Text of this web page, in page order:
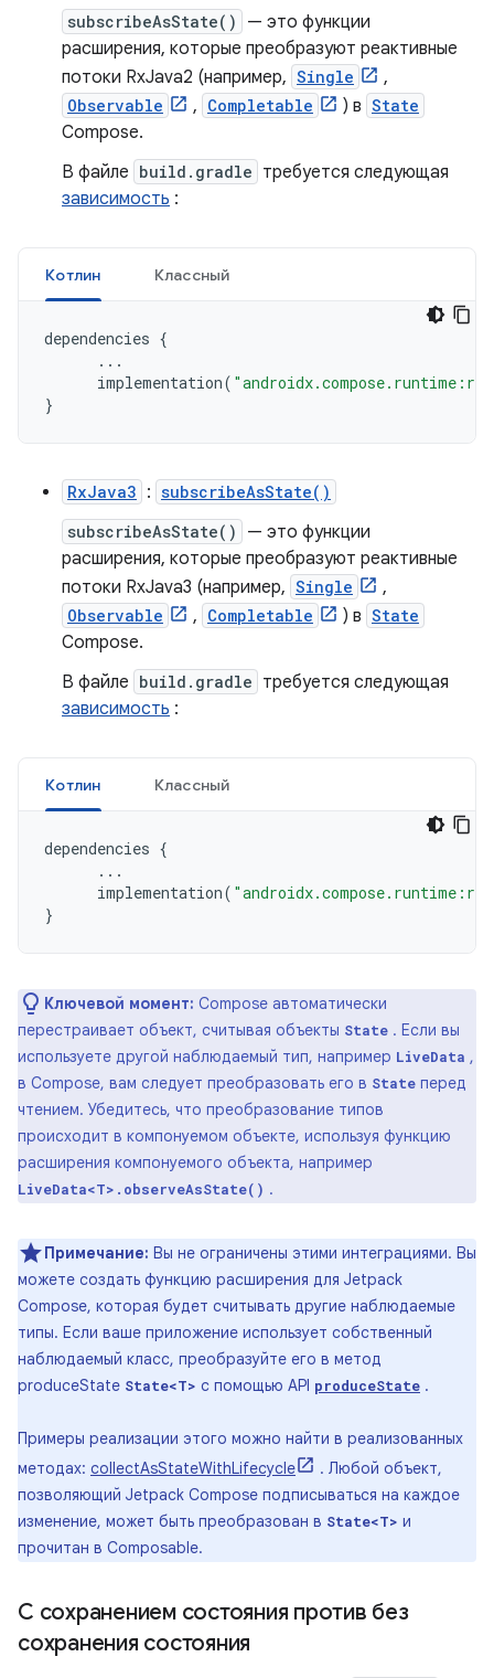
subscribeAsState()
— это функции
расширения, которые преобразуют реактивные
потоки RxJava2 (например, Single ,
Observable , Completable ) в State
Compose.
В файле build.gradle требуется следующая
зависимость :
Котлин Классный
dependencies {
...
implementation(
}
RxJava3 : subscribeAsState()
subscribeAsState()
— это функции
расширения, которые преобразуют реактивные
потоки RxJava3 (например, Single ,
Observable , Completable ) в State
Compose.
В файле build.gradle требуется следующая
зависимость :
Котлин Классный
dependencies {
...
implementation(
}
Ключевой момент: Compose автоматически
перестраивает объект, считывая объекты State . Если вы
используете другой наблюдаемый тип, например LiveData ,
в Compose, вам следует преобразовать его в State перед
чтением. Убедитесь, что преобразование типов
происходит в компонуемом объекте, используя функцию
расширения компонуемого объекта, например
LiveData<T>.observeAsState() .
Примечание: Вы не ограничены этими интеграциями. Вы
можете создать функцию расширения для Jetpack
Compose, которая будет считывать другие наблюдаемые
типы. Если ваше приложение использует собственный
наблюдаемый класс, преобразуйте его в метод
produceState State<T> с помощью API produceState .
Примеры реализации этого можно найти в реализованных
методах: collectAsStateWithLifecycle
. Любой объект,
позволяющий Jetpack Compose подписываться на каждое
изменение, может быть преобразован в State<T> и
прочитан в Composable.
С сохранением состояния против без
сохранения состояния